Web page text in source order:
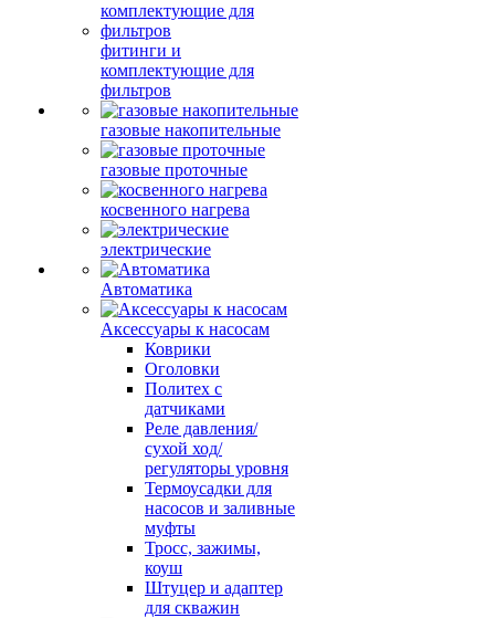
фитинги и
комплектующие для
фильтров
газовые накопительные
газовые проточные
косвенного нагрева
электрические
Автоматика
Аксессуары к насосам
Коврики
Оголовки
Политех с
датчиками
Реле давления/
сухой ход/
регуляторы уровня
Термоусадки для
насосов и заливные
муфты
Тросс, зажимы,
коуш
Штуцер и адаптер
для скважин